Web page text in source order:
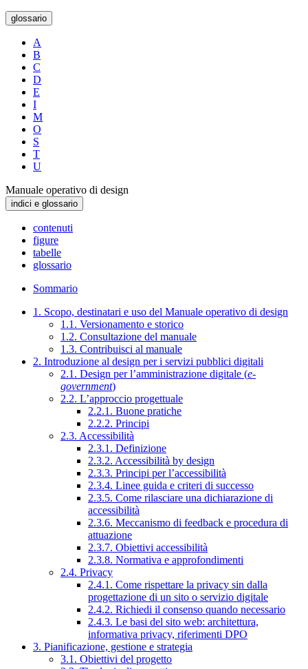
glossario
A
B
C
D
E
I
M
O
S
T
U
Manuale operativo di design
indici e glossario
contenuti
figure
tabelle
glossario
Sommario
1. Scopo, destinatari e uso del Manuale operativo di design
1.1. Versionamento e storico
1.2. Consultazione del manuale
1.3. Contribuisci al manuale
2. Introduzione al design per i servizi pubblici digitali
2.1. Design per l’amministrazione digitale (e-
government)
2.2. L’approccio progettuale
2.2.1. Buone pratiche
2.2.2. Principi
2.3. Accessibilità
2.3.1. Definizione
2.3.2. Accessibilità by design
2.3.3. Principi per l’accessibilità
2.3.4. Linee guida e criteri di successo
2.3.5. Come rilasciare una dichiarazione di
accessibilità
2.3.6. Meccanismo di feedback e procedura di
attuazione
2.3.7. Obiettivi accessibilità
2.3.8. Normativa e approfondimenti
2.4. Privacy
2.4.1. Come rispettare la privacy sin dalla
progettazione di un sito o servizio digitale
2.4.2. Richiedi il consenso quando necessario
2.4.3. Le basi del sito web: architettura,
informativa privacy, riferimenti DPO
3. Pianificazione, gestione e strategia
3.1. Obiettivi del progetto